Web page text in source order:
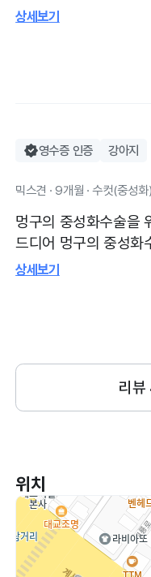
다녀왓어요 쪼꾸미일
상세보기
영수증 인증 강아지
믹스견 · 9개월 · 수컷(중성화)
멍구의 중성화수술을
드디어 멍구의 중성화
방문하였습니다. 수술
항상 갈때마다 청결해
실도 남녀 구분이 되
상세보기
리뷰
위치